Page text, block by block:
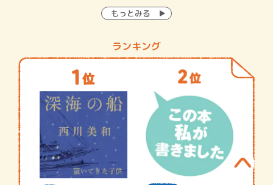
もっとみる
ランキング